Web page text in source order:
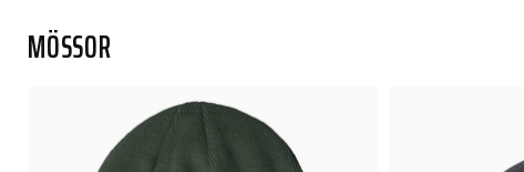
MÖSSOR